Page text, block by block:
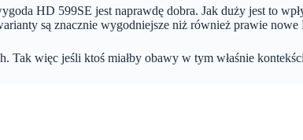
HD 599SE jest naprawdę dobra. Jak duży jest to
są znacznie wygodniejsze niż również prawie
Tak więc jeśli ktoś miałby obawy w tym właśnie